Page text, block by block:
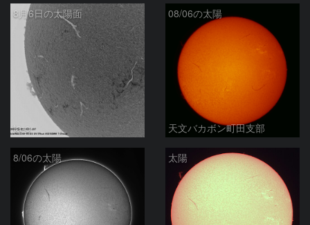
8月6日の太陽面
ta-o
08/06の太陽
天文バカボン町田支部
8/06の太陽 太陽